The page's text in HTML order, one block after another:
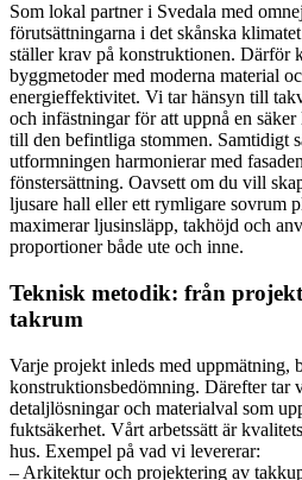
Som lokal partner i Svedala med
förutsättningarna i det skånska
ställer krav på konstruktionen. Därför
byggmetoder med moderna material
energieffektivitet. Vi tar hänsyn till
och infästningar för att uppnå en
till den befintliga stommen. Samtidigt
utformningen harmonierar med
fönstersättning. Oavsett om du vill
ljusare hall eller ett rymligare sovrum
maximerar ljusinsläpp, takhöjd och
proportioner både ute och inne.
Teknisk metodik: från
takrum
Varje projekt inleds med uppmätning,
konstruktionsbedömning. Därefter tar
detaljlösningar och materialval som
fuktsäkerhet. Vårt arbetssätt är
hus. Exempel på vad vi levererar:
– Arkitektur och projektering av